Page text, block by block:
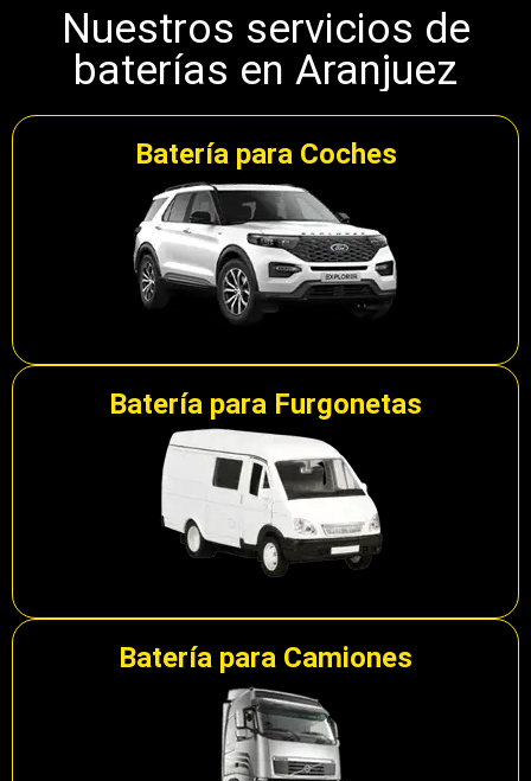
Nuestros servicios de
baterías en Aranjuez
Batería para Coches
Batería para Furgonetas
Batería para Camiones